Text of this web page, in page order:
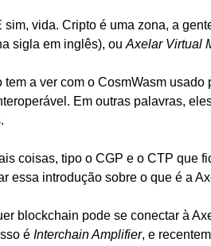
vida. Cripto é uma zona, a
sigla em inglês), ou Axelar Virtual
a ver com o CosmWasm usado
Em outras palavras,
coisas, tipo o CGP e o CTP que
essa introdução sobre o que é a
blockchain pode se conectar à
é Interchain Amplifier, e